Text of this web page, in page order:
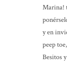
Marina!
y en
peep
Besitos